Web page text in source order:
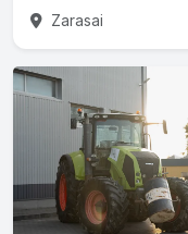
Zarasai